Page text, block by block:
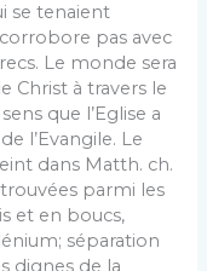
se tenaient
pas avec
Le monde sera
Christ à travers le
que l’Eglise a
l’Evan­gile. Le
dans Matth. ch.
parmi les
et en boucs,
séparation
dignes de la